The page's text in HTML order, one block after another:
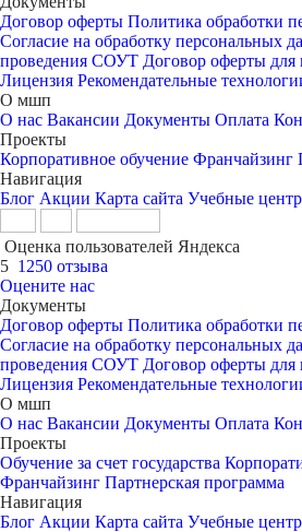
Договор оферты Политика обработки
Согласие на обработку персональных
проведения СОУТ Договор оферты
Лицензия Рекомендательные
О мшп
О нас Вакансии Документы Оплата
Проекты
Корпоративное обучение Франчайзинг
Навигация
Блог Акции Карта сайта Учебные
Оценка пользователей Яндекса
5 1250 отзыва
Оцените нас
Документы
Договор оферты Политика обработки
Согласие на обработку персональных
проведения СОУТ Договор оферты
Лицензия Рекомендательные
О мшп
О нас Вакансии Документы Оплата
Проекты
Обучение за счет государства
Франчайзинг Партнерская программа
Навигация
Блог Акции Карта сайта Учебные